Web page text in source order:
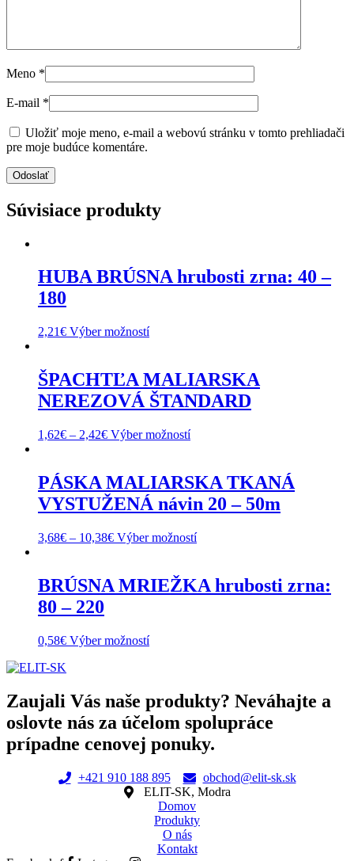
Meno *
E-mail *
Uložiť moje meno, e-mail a webovú stránku v tomto prehliadači
pre moje budúce komentáre.
Súvisiace produkty
HUBA BRÚSNA hrubosti zrna: 40 –
180
2,21€ Výber možnostíThis
multiple
variants.
The
may
be
on
the
product
page
ŠPACHTĽA MALIARSKA
NEREZOVÁ ŠTANDARD
1,62€ – 2,42€ Výber možnostíThis
multiple
variants.
The
may
be
on
the
PÁSKA MALIARSKA TKANÁ
VYSTUŽENÁ návin 20 – 50m
3,68€ – 10,38€ Výber možnostíThis
multiple
variants.
the
product
page
BRÚSNA MRIEŽKA hrubosti zrna:
80 – 220
0,58€ Výber možnostíThis
variants.
The
options
may
be
on
the
product
page
Zaujali Vás naše produkty? Neváhajte a
oslovte nás za účelom spolupráce
prípadne cenovej ponuky.
+421 910 188 895
obchod@elit-sk.sk
ELIT-SK, Modra
Domov
Produkty
O nás
Kontakt